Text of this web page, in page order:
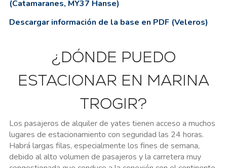
(Catamaranes, MY37 Hanse)
Descargar información de la base en PDF (Veleros)
¿DÓNDE PUEDO
ESTACIONAR EN MARINA
TROGIR?
Los pasajeros de alquiler de yates tienen acceso a muchos
lugares de estacionamiento con seguridad las 24 horas.
Habrá largas filas, especialmente los fines de semana,
debido al alto volumen de pasajeros y la carretera muy